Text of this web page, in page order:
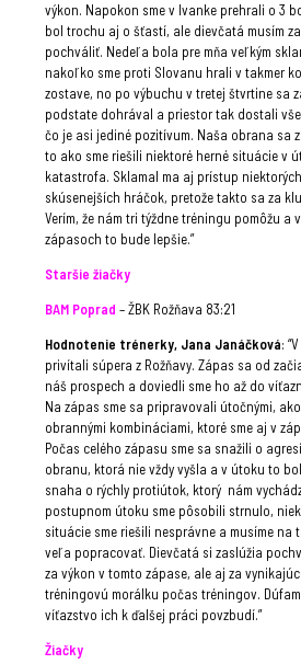
výkon. Napokon sme v Ivanke prehrali o 3
bol trochu aj o šťastí, ale dievčatá musím
pochváliť. Nedeľa bola pre mňa veľkým
nakoľko sme proti Slovanu hrali v takmer
zostave, no po výbuchu v tretej štvrtine sa
podstate dohrával a priestor tak dostali
čo je asi jediné pozitívum. Naša obrana sa
to ako sme riešili niektoré herné situácie v
katastrofa. Sklamal ma aj prístup niektorých
skúsenejších hráčok, pretože takto sa za
Verím, že nám tri týždne tréningu pomôžu a
zápasoch to bude lepšie.”
Staršie žiačky
BAM Poprad – ŽBK Rožňava 83:21
Hodnotenie trénerky, Jana Janáčková:
privítali súpera z Rožňavy. Zápas sa od
náš prospech a doviedli sme ho až do
Na zápas sme sa pripravovali útočnými,
obrannými kombináciami, ktoré sme aj v
Počas celého zápasu sme sa snažili o
obranu, ktorá nie vždy vyšla a v útoku to
snaha o rýchly protiútok, ktorý nám
postupnom útoku sme pôsobili strnulo,
situácie sme riešili nesprávne a musíme na
veľa popracovať. Dievčatá si zaslúžia
za výkon v tomto zápase, ale aj za
tréningovú morálku počas tréningov.
víťazstvo ich k ďalšej práci povzbudí.”
Žiačky